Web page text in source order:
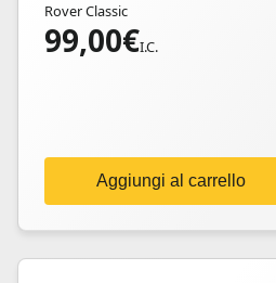
Rover Classic
99,00€I.C.
Aggiungi al carrello